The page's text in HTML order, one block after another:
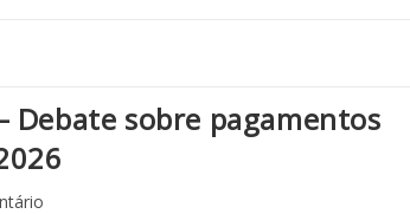
Debate sobre pagamentos